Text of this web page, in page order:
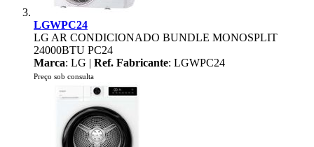
LGWPC24
LG AR CONDICIONADO BUNDLE MONOSPLIT
24000BTU PC24
Marca: LG | Ref. Fabricante: LGWPC24
Preço sob consulta